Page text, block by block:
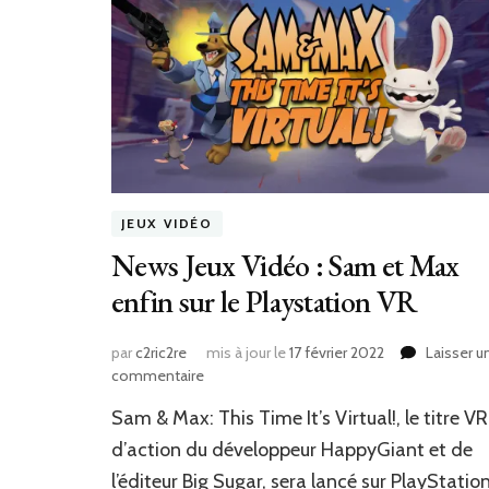
JEUX VIDÉO
News Jeux Vidéo : Sam et Max
enfin sur le Playstation VR
parc2ric2re mis à jour le17 février 2022
Laisser
commentairesur
Jeux
Vidéo
‎Sam & Max: This Time It’s Virtual!, le titre VR
d’action du développeur HappyGiant et de
l’éditeur Big Sugar, sera lancé sur